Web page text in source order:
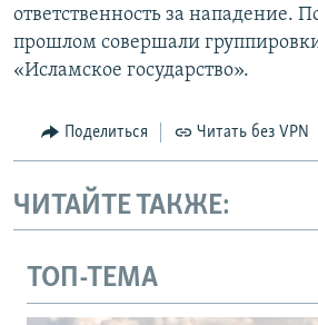
ответственность за нападение.
прошлом совершали
«Исламское государство».
Поделиться Читать без VPN
ЧИТАЙТЕ ТАКЖЕ:
ТОП-ТЕМА